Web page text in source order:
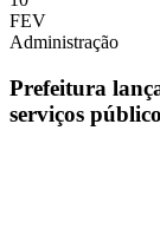
FEV
Administração
Prefeitura
serviços